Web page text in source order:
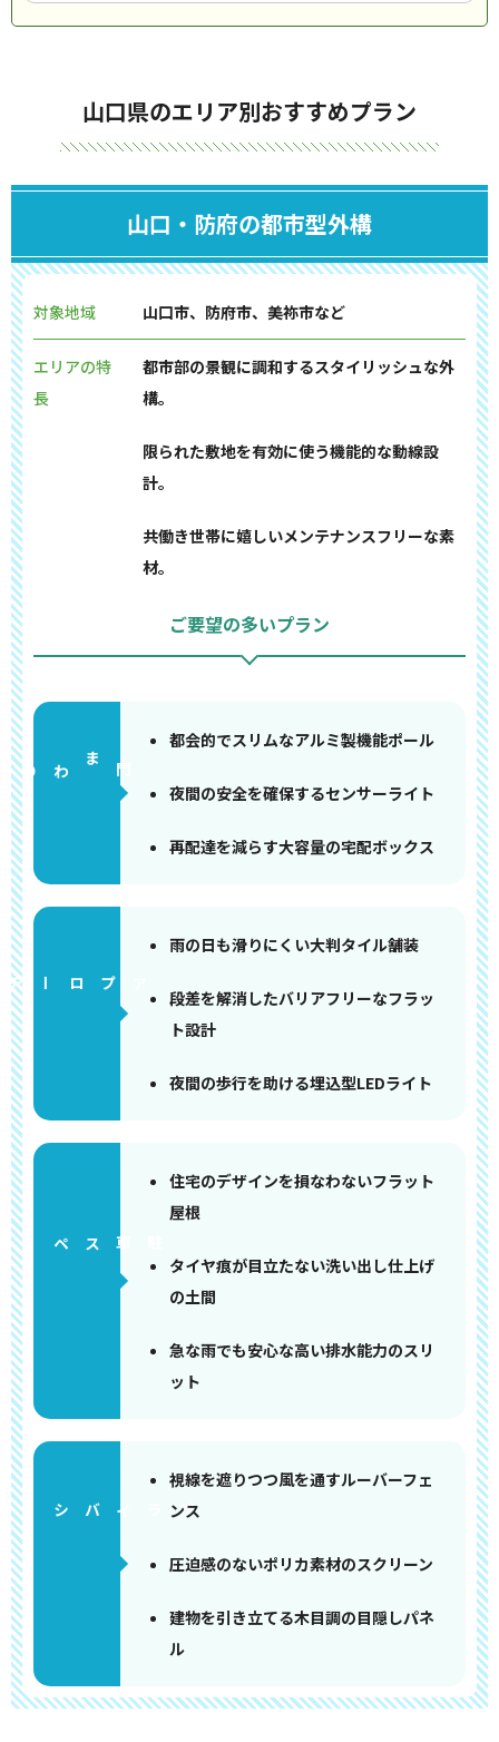
山口県のエリア別おすすめプラン
山口・防府の都市型外構
対象地域 山口市、防府市、美祢市など
エリアの特
長
都市部の景観に調和するスタイリッシュな外
構。
限られた敷地を有効に使う機能的な動線設
計。
共働き世帯に嬉しいメンテナンスフリーな素
材。
ご要望の多いプラン
門まわり
都会的でスリムなアルミ製機能ポール
夜間の安全を確保するセンサーライト
再配達を減らす大容量の宅配ボックス
アプローチ
雨の日も滑りにくい大判タイル舗装
段差を解消したバリアフリーなフラッ
ト設計
夜間の歩行を助ける埋込型LEDライト
住宅のデザインを損なわないフラット
屋根
タイヤ痕が目立たない洗い出し仕上げ
の土間
急な雨でも安心な高い排水能力のスリ
ット
視線を遮りつつ風を通すルーバーフェ
ンス
圧迫感のないポリカ素材のスクリーン
建物を引き立てる木目調の目隠しパネ
ル